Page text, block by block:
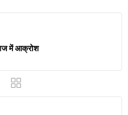
में आक्रोश